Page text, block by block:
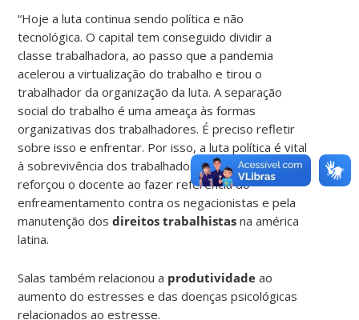
“Hoje a luta continua sendo política e não
tecnológica. O capital tem conseguido dividir a
classe trabalhadora, ao passo que a pandemia
acelerou a virtualização do trabalho e tirou o
trabalhador da organização da luta. A separação
social do trabalho é uma ameaça às formas
organizativas dos trabalhadores. É preciso refletir
sobre isso e enfrentar. Por isso, a luta política é vital
à sobrevivência dos trabalhadores e da população”,
reforçou o docente ao fazer referência do
enfreamentamento contra os negacionistas e pela
manutenção dosdireitos trabalhistas na américa
latina.
Salas também relacionou a produtividade ao
aumento do estresses e das doenças psicológicas
relacionados ao estresse.